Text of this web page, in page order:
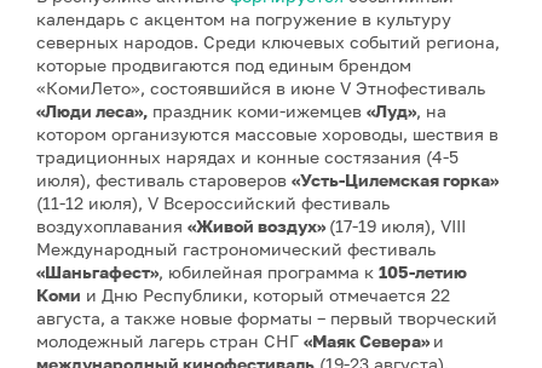
календарь с акцентом на погружение в культуру
северных народов. Среди ключевых событий региона,
которые продвигаются под единым брендом
«КомиЛето», состоявшийся в июне V Этнофестиваль
«Люди леса», праздник коми-ижемцев «Луд», на
котором организуются массовые хороводы, шествия в
традиционных нарядах и конные состязания (4-5
июля), фестиваль староверов «Усть-Цилемская горка»
(11-12 июля), V Всероссийский фестиваль
воздухоплавания «Живой воздух»(17-19 июля), VIII
Международный гастрономический фестиваль
«Шаньгафест», юбилейная программа к 105-летию
Коми и Дню Республики, который отмечается 22
августа, а также новые форматы – первый творческий
молодежный лагерь стран СНГ «Маяк Севера»и
международный кинофестиваль (19-23 августа).